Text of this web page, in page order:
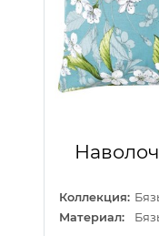
Коллекция:
Материал: